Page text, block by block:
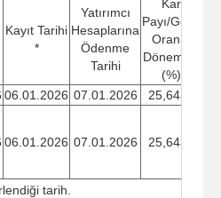
Kayıt Tarihi
*
Yatırımcı
Hesaplarına
Ödenme
Tarihi
Kar
Payı/Getiri
Oranı -
Dönemsel
(%)
06.01.2026 07.01.2026
25,6439
06.01.2026 07.01.2026 25,6439
tarih.